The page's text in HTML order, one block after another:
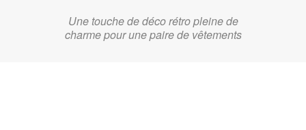
Une touche de déco rétro pleine de
charme pour une paire de vêtements